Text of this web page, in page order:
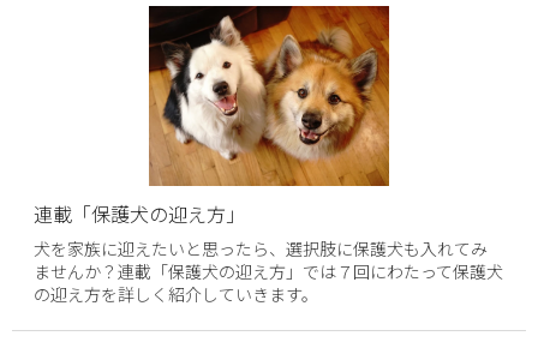
連載「保護犬の迎え方」
犬を家族に迎えたいと思ったら、選択肢に保護犬も入れてみ
ませんか？連載「保護犬の迎え方」では７回にわたって保護犬
の迎え方を詳しく紹介していきます。